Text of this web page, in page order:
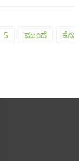
5 ಮುಂದೆ